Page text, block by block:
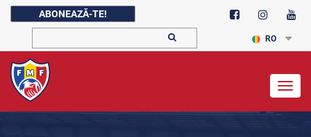
ABONEAZĂ-TE!
RO